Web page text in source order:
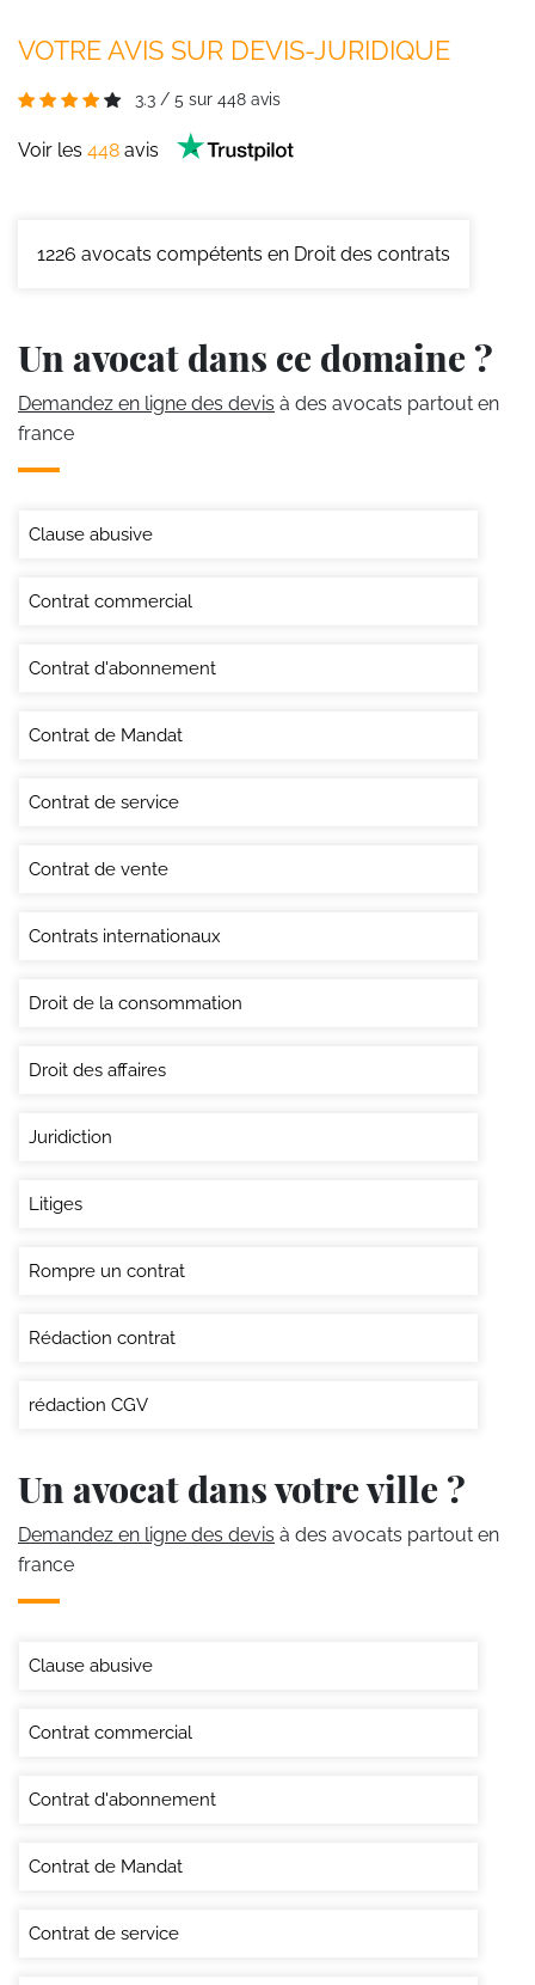
VOTRE AVIS SUR DEVIS-JURIDIQUE
3.3 / 5 sur 448 avis
Voir les 448 avis
1226 avocats compétents en Droit des contrats
Un avocat dans ce domaine ?
Demandez en ligne des devis à des avocats partout en
france
Clause abusive
Contrat commercial
Contrat d'abonnement
Contrat de Mandat
Contrat de service
Contrat de vente
Contrats internationaux
Droit de la consommation
Droit des affaires
Juridiction
Litiges
Rompre un contrat
Rédaction contrat
rédaction CGV
Un avocat dans votre ville ?
Demandez en ligne des devis à des avocats partout en
france
Clause abusive
Contrat commercial
Contrat d'abonnement
Contrat de Mandat
Contrat de service